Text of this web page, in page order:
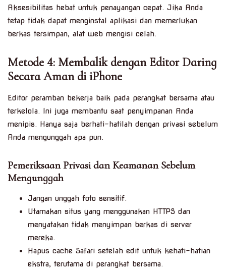
Aksesibilitas hebat untuk penayangan cepat. Jika Anda
tetap tidak dapat menginstal aplikasi dan memerlukan
berkas tersimpan, alat web mengisi celah.
Metode 4: Membalik dengan Editor Daring
Secara Aman di iPhone
Editor peramban bekerja baik pada perangkat bersama atau
terkelola. Ini juga membantu saat penyimpanan Anda
menipis. Hanya saja berhati-hatilah dengan privasi sebelum
Anda mengunggah apa pun.
Pemeriksaan Privasi dan Keamanan Sebelum
Mengunggah
Jangan unggah foto sensitif.
Utamakan situs yang menggunakan HTTPS dan
menyatakan tidak menyimpan berkas di server
mereka.
Hapus cache Safari setelah edit untuk kehati-hatian
ekstra, terutama di perangkat bersama.